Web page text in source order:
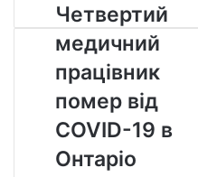
Четвертий
медичний
працівник
помер
від
COVID-
19
в
Онтаріо
Четвертий
медичний
працівник
помер від
COVID-19 в
Онтаріо